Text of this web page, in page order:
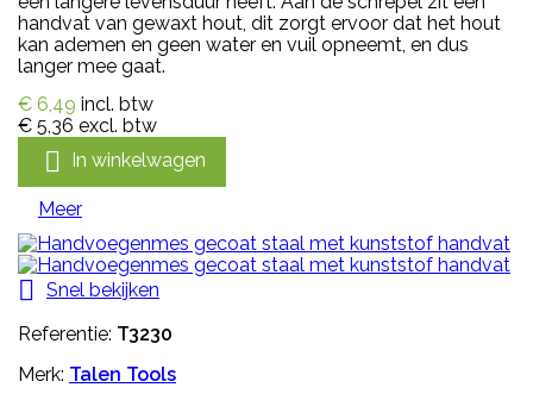
handvat van gewaxt hout, dit zorgt ervoor dat het hout
kan ademen en geen water en vuil opneemt, en dus
langer mee gaat.
€ 6,49 incl. btw
€ 5,36 excl. btw
 In winkelwagen
Meer

Snel bekijken
Referentie: T3230
Merk: Talen Tools